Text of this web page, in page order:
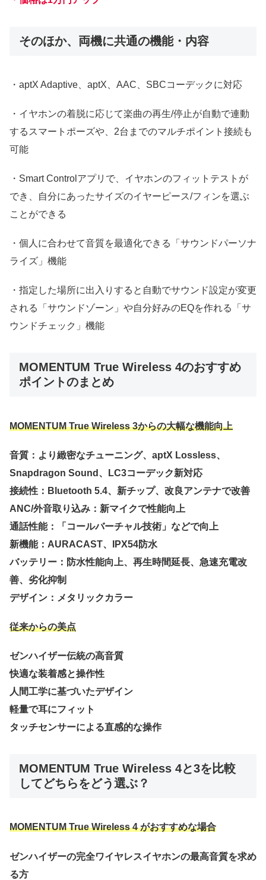
そのほか、両機に共通の機能・内容
・aptX Adaptive、aptX、AAC、SBCコーデックに対応
・イヤホンの着脱に応じて楽曲の再生/停止が自動で連動
するスマートポーズや、2台までのマルチポイント接続も
可能
・Smart Controlアプリで、イヤホンのフィットテストが
でき、自分にあったサイズのイヤーピース/フィンを選ぶ
ことができる
・個人に合わせて音質を最適化できる「サウンドパーソナ
ライズ」機能
・指定した場所に出入りすると自動でサウンド設定が変更
される「サウンドゾーン」や自分好みのEQを作れる「サ
ウンドチェック」機能
MOMENTUM True Wireless 4のおすすめ
ポイントのまとめ
MOMENTUM True Wireless 3からの大幅な機能向上
音質：より緻密なチューニング、aptX Lossless、
Snapdragon Sound、LC3コーデック新対応
接続性：Bluetooth 5.4、新チップ、改良アンテナで改善
ANC/外音取り込み：新マイクで性能向上
通話性能：「コールバーチャル技術」などで向上
新機能：AURACAST、IPX54防水
バッテリー：防水性能向上、再生時間延長、急速充電改
善、劣化抑制
デザイン：メタリックカラー
従来からの美点
ゼンハイザー伝統の高音質
快適な装着感と操作性
人間工学に基づいたデザイン
軽量で耳にフィット
タッチセンサーによる直感的な操作
MOMENTUM True Wireless 4と3を比較
してどちらをどう選ぶ？
MOMENTUM True Wireless 4 がおすすめな場合
ゼンハイザーの完全ワイヤレスイヤホンの最高音質を求め
る方